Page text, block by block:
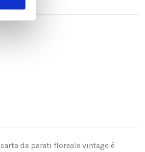
da parati floreale vintage è